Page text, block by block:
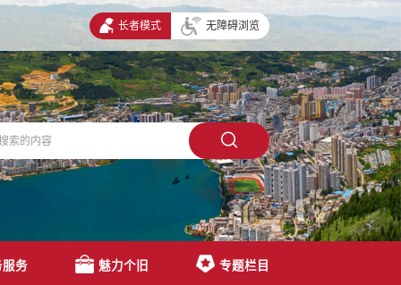
长者模式 无障碍浏览
服务 魅力个旧 专题栏目